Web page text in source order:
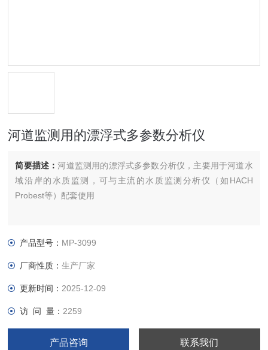
河道监测用的漂浮式多参数分析仪
简要描述：河道监测用的漂浮式多参数分析仪，主要用于河道水
域沿岸的水质监测，可与主流的水质监测分析仪（如HACH
Probest等）配套使用
产品型号： MP-3099
厂商性质：生产厂家
更新时间： 2025-12-09
访 问 量： 2259
产品咨询 联系我们